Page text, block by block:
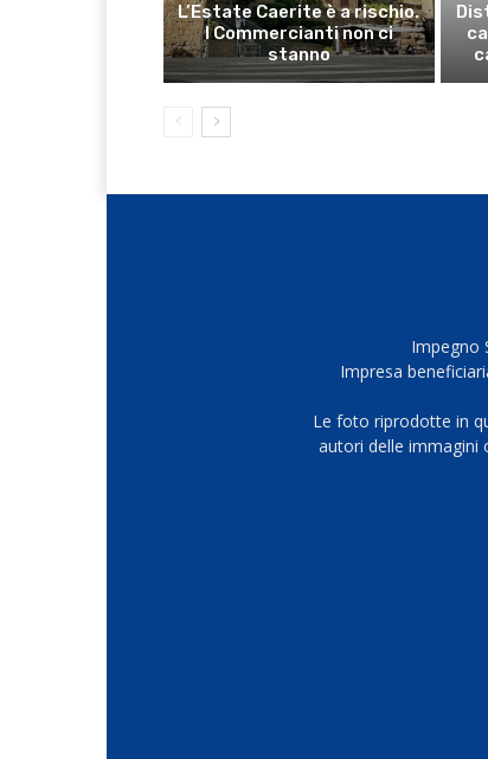
L’Estate Caerite è a rischio.
I Commercianti non ci
stanno
Impegno
Impresa
Le foto riprodotte in
autori delle immagini